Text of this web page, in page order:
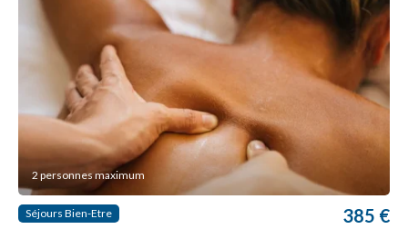
2 personnes maximum
Séjours Bien-Etre 385 €